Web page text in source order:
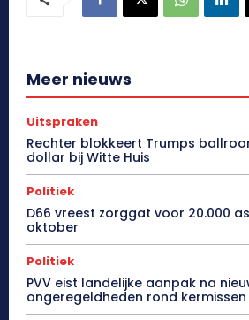
Meer nieuws
Uitspraken
Rechter blokkeert Trumps
dollar bij Witte Huis
Politiek
D66 vreest zorggat voor 20.000
oktober
Politiek
PVV eist landelijke aanpak na
ongeregeldheden rond kermissen